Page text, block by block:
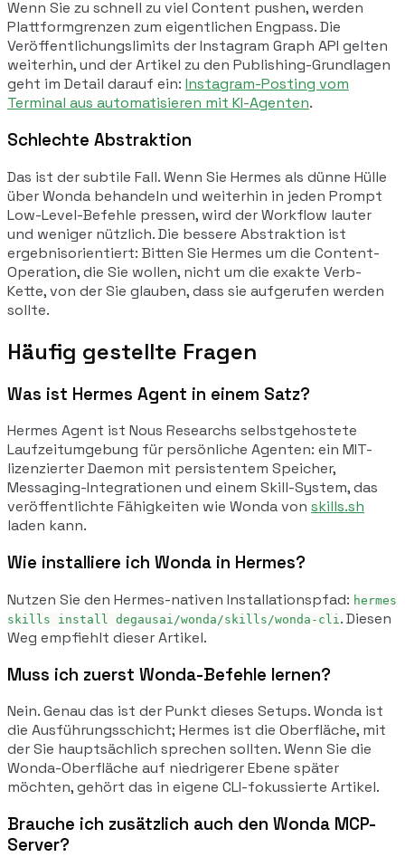
Wenn Sie zu schnell zu viel Content pushen, werden
Plattformgrenzen zum eigentlichen Engpass. Die
Veröffentlichungslimits der Instagram Graph API gelten
weiterhin, und der Artikel zu den Publishing-Grundlagen
geht im Detail darauf ein: Instagram-Posting vom
Terminal aus automatisieren mit KI-Agenten.
Schlechte Abstraktion
Das ist der subtile Fall. Wenn Sie Hermes als dünne Hülle
über Wonda behandeln und weiterhin in jeden Prompt
Low-Level-Befehle pressen, wird der Workflow lauter
und weniger nützlich. Die bessere Abstraktion ist
ergebnisorientiert: Bitten Sie Hermes um die Content-
Operation, die Sie wollen, nicht um die exakte Verb-
Kette, von der Sie glauben, dass sie aufgerufen werden
sollte.
Häufig gestellte Fragen
Was ist Hermes Agent in einem Satz?
Hermes Agent ist Nous Researchs selbstgehostete
Laufzeitumgebung für persönliche Agenten: ein MIT-
lizenzierter Daemon mit persistentem Speicher,
Messaging-Integrationen und einem Skill-System, das
veröffentlichte Fähigkeiten wie Wonda von skills.sh
laden kann.
Wie installiere ich Wonda in Hermes?
Nutzen Sie den Hermes-nativen Installationspfad: hermes
skills install degausai/wonda/skills/wonda-cli . Diesen
Weg empfiehlt dieser Artikel.
Muss ich zuerst Wonda-Befehle lernen?
Nein. Genau das ist der Punkt dieses Setups. Wonda ist
die Ausführungsschicht; Hermes ist die Oberfläche, mit
der Sie hauptsächlich sprechen sollten. Wenn Sie die
Wonda-Oberfläche auf niedrigerer Ebene später
möchten, gehört das in eigene CLI-fokussierte Artikel.
Brauche ich zusätzlich auch den Wonda MCP-
Server?